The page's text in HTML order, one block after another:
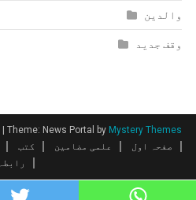
والدین
وقف جدید
|Theme: News Portal by Mystery Themes
صفحہ اول
علمی مضامین کتب
رابطہ